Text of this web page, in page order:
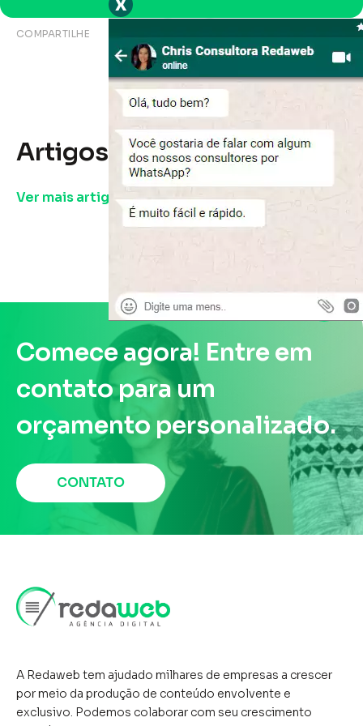
COMPARTILHE
Artigos relacionados.
Ver mais artigos
Comece agora! Entre em
contato para um
orçamento personalizado.
CONTATO
A Redaweb tem ajudado milhares de empresas a crescer
por meio da produção de conteúdo envolvente e
exclusivo. Podemos colaborar com seu crescimento